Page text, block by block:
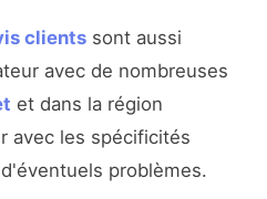
clients sont aussi
avec de nombreuses
et dans la région
avec les spécificités
problèmes.